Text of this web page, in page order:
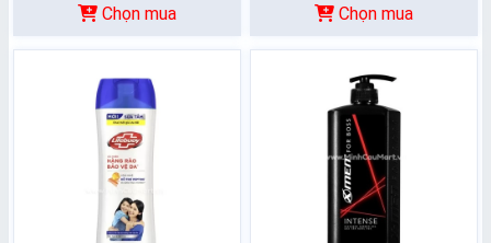
Chọn mua Chọn mua